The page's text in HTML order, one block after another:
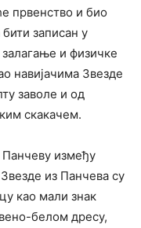
првенство и био
записан у
и физичке
навијачима Звезде
заволе и од
скакачем.
између
из Панчева су
као мали знак
белом дресу,